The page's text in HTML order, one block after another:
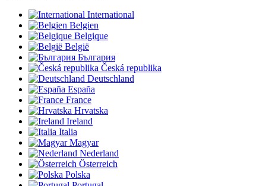
International
Belgien
Belgique
België
България
Česká republika
Deutschland
España
France
Hrvatska
Ireland
Italia
Magyar
Nederland
Österreich
Polska